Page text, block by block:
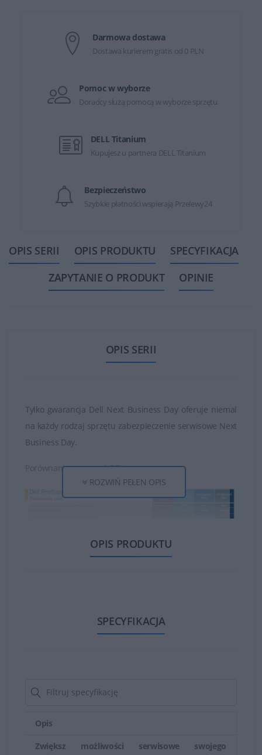
Darmowa dostawa
Dostawa kurierem gratis od 0 PLN
Pomoc w wyborze
Doradcy służą pomocą w wyborze sprzętu
DELL Titanium
Kupujesz u partnera DELL Titanium
Bezpieczeństwo
Szybkie płatności wspierają Przelewy24
OPIS SERII OPIS PRODUKTU
SPECYFIKACJA
ZAPYTANIE O PRODUKT
OPINIE
OPIS SERII
Tylko gwarancja Dell Next Business Day oferuje niemal
na każdy rodzaj sprzętu zabezpieczenie serwisowe Next
Business Day.
Porównanie gwarancji DELL:
zakresie instalacji i konfiguracji zakupionych produktów
internet, pocztę e-mail lub czat z udziałem pracownika
Dzięki gwarancji Dell można przeprowadzić diagnostykę
ROZWIŃ PEŁEN OPIS
OPIS PRODUKTU
SPECYFIKACJA
Opis
Zwiększ możliwości serwisowe swojego